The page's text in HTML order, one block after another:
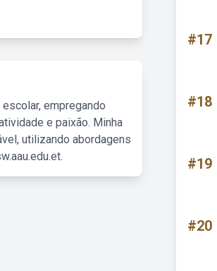
empregando
e paixão. Minha
utilizando abordagens
#17
#18
#19
#20